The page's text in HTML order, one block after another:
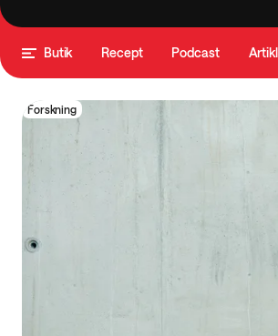
Butik Recept Podcast
Forskning